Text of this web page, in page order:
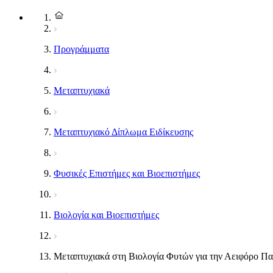
Προγράμματα
Μεταπτυχιακά
Μεταπτυχιακό Δίπλωμα Ειδίκευσης
Φυσικές Επιστήμες και Βιοεπιστήμες
Βιολογία και Βιοεπιστήμες
Μεταπτυχιακά στη Βιολογία Φυτών για την Αειφόρο